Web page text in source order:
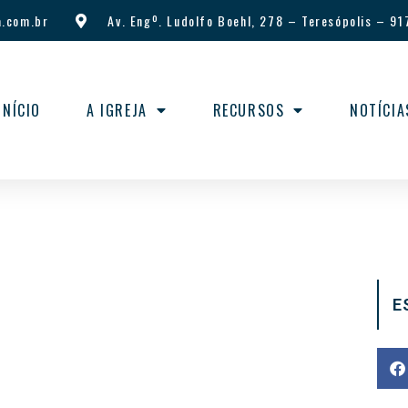
Av. Engº. Ludolfo Boehl, 278 – Teresópolis –
A IGREJA RECURSOS